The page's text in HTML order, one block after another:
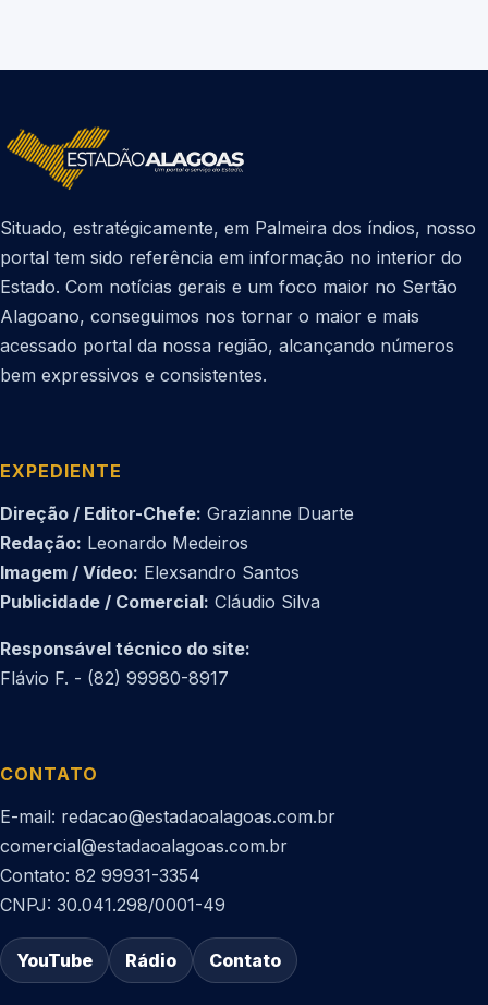
Situado, estratégicamente, em Palmeira dos índios, nosso
portal tem sido referência em informação no interior do
Estado. Com notícias gerais e um foco maior no Sertão
Alagoano, conseguimos nos tornar o maior e mais
acessado portal da nossa região, alcançando números
bem expressivos e consistentes.
EXPEDIENTE
Direção / Editor-Chefe: Grazianne Duarte
Redação: Leonardo Medeiros
Imagem / Vídeo: Elexsandro Santos
Publicidade / Comercial: Cláudio Silva
Responsável técnico do site:
Flávio F. - (82) 99980-8917
CONTATO
E-mail: redacao@estadaoalagoas.com.br
comercial@estadaoalagoas.com.br
Contato: 82 99931-3354
CNPJ: 30.041.298/0001-49
YouTube Rádio Contato